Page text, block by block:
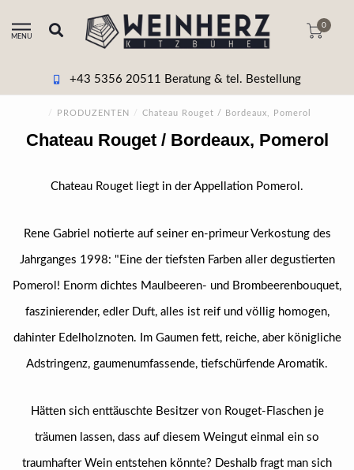
MENU
0
+43 5356 20511 Beratung & tel. Bestellung
/ PRODUZENTEN / Chateau Rouget / Bordeaux, Pomerol
Chateau Rouget / Bordeaux, Pomerol
Chateau Rouget liegt in der Appellation Pomerol.
Rene Gabriel notierte auf seiner en-primeur Verkostung des
Jahrganges 1998: "Eine der tiefsten Farben aller degustierten
Pomerol! Enorm dichtes Maulbeeren- und Brombeerenbouquet,
faszinierender, edler Duft, alles ist reif und völlig homogen,
dahinter Edelholznoten. Im Gaumen fett, reiche, aber königliche
Adstringenz, gaumenumfassende, tiefschürfende Aromatik.
Hätten sich enttäuschte Besitzer von Rouget-Flaschen je
träumen lassen, dass auf diesem Weingut einmal ein so
traumhafter Wein entstehen könnte? Deshalb fragt man sich